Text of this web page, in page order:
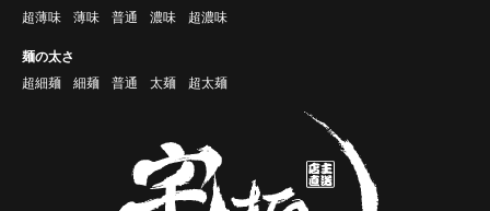
超薄味
薄味 普通 濃味 超濃味
麺の太さ
超細麺
細麺 普通 太麺 超太麺